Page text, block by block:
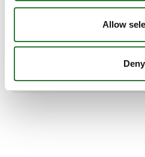
Allow
Deny
TP flishuggere er innovative
sikkerhedsniveau og er udviklet
og brændstoføkonomi.